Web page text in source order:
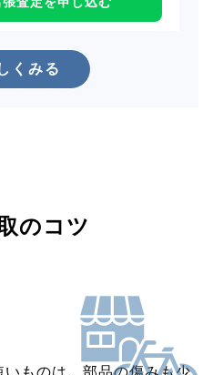
くみる
のコツ
ものは、部品の傷みも少